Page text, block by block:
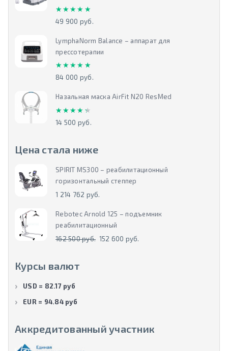
★★★★★
★★★★★
49 900 руб.
LymphaNorm Balance – аппарат для
прессотерапии
★★★★★
★★★★★
84 000 руб.
Назальная маска AirFit N20 ResMed
★★★★★
★★★★★
14 500 руб.
Цена стала ниже
SPIRIT MS300 – реабилитационный
горизонтальный степпер
1 214 762 руб.
Rebotec Arnold 125 – подъемник
реабилитационный
162 500 руб. 152 600 руб.
Курсы валют
USD = 82.17 руб
EUR = 94.84 руб
Аккредитованный участник